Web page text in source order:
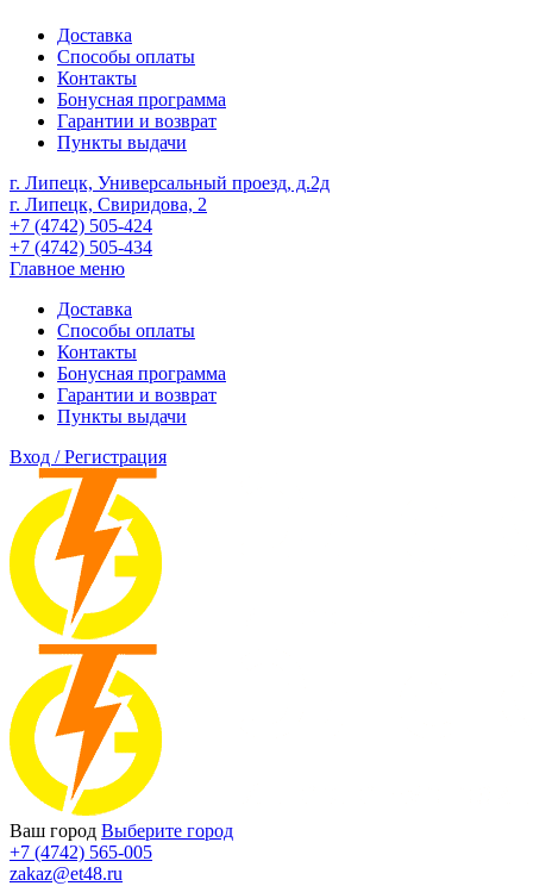
Доставка
Способы оплаты
Контакты
Бонусная программа
Гарантии и возврат
Пункты выдачи
г. Липецк, Универсальный проезд, д.2д
г. Липецк, Свиридова, 2
+7 (4742) 505-424
+7 (4742) 505-434
Главное меню
Доставка
Способы оплаты
Контакты
Бонусная программа
Гарантии и возврат
Пункты выдачи
Вход / Регистрация
Ваш город Выберите город
+7 (4742) 565-005
zakaz@et48.ru